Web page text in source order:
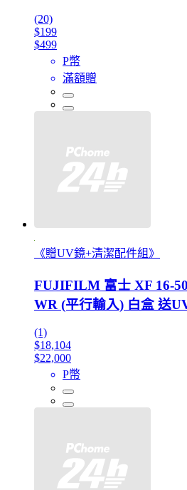
(20)
$199
$499
P幣
滿額贈
《贈UV鏡+清潔配件組》
FUJIFILM 富士 XF 16-
WR (平行輸入) 白盒 送
(1)
$18,104
$22,000
P幣